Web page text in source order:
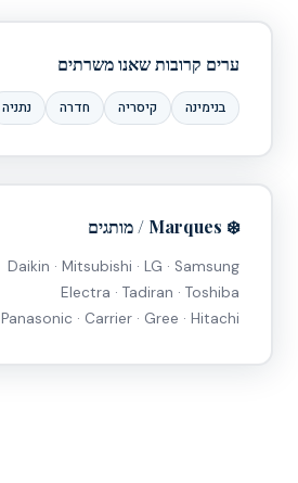
ערים קרובות שאנו משרתים
בנימינה קיסריה חדרה נתניה
❄️ Marques / מותגים
Daikin · Mitsubishi · LG · Samsung
Electra · Tadiran · Toshiba
Panasonic · Carrier · Gree · Hitachi